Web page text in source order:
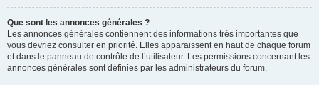
Que sont les annonces générales ?
Les annonces générales contiennent des informations très importantes que
vous devriez consulter en priorité. Elles apparaissent en haut de chaque forum
et dans le panneau de contrôle de l’utilisateur. Les permissions concernant les
annonces générales sont définies par les administrateurs du forum.